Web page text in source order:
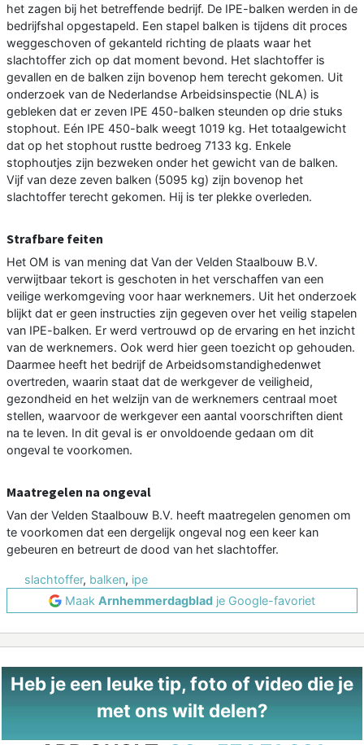
het zagen bij het betreffende bedrijf. De IPE-balken werden in de
bedrijfshal opgestapeld. Een stapel balken is tijdens dit proces
weggeschoven of gekanteld richting de plaats waar het
slachtoffer zich op dat moment bevond. Het slachtoffer is
gevallen en de balken zijn bovenop hem terecht gekomen. Uit
onderzoek van de Nederlandse Arbeidsinspectie (NLA) is
gebleken dat er zeven IPE 450-balken steunden op drie stuks
stophout. Eén IPE 450-balk weegt 1019 kg. Het totaalgewicht
dat op het stophout rustte bedroeg 7133 kg. Enkele
stophoutjes zijn bezweken onder het gewicht van de balken.
Vijf van deze zeven balken (5095 kg) zijn bovenop het
slachtoffer terecht gekomen. Hij is ter plekke overleden.
Strafbare feiten
Het OM is van mening dat Van der Velden Staalbouw B.V.
verwijtbaar tekort is geschoten in het verschaffen van een
veilige werkomgeving voor haar werknemers. Uit het onderzoek
blijkt dat er geen instructies zijn gegeven over het veilig stapelen
van IPE-balken. Er werd vertrouwd op de ervaring en het inzicht
van de werknemers. Ook werd hier geen toezicht op gehouden.
Daarmee heeft het bedrijf de Arbeidsomstandighedenwet
overtreden, waarin staat dat de werkgever de veiligheid,
gezondheid en het welzijn van de werknemers centraal moet
stellen, waarvoor de werkgever een aantal voorschriften dient
na te leven. In dit geval is er onvoldoende gedaan om dit
ongeval te voorkomen.
Maatregelen na ongeval
Van der Velden Staalbouw B.V. heeft maatregelen genomen om
te voorkomen dat een dergelijk ongeval nog een keer kan
gebeuren en betreurt de dood van het slachtoffer.
slachtoffer, balken, ipe
Maak Arnhemmerdagblad je Google-favoriet
Heb je een leuke tip, foto of video die je
met ons wilt delen?